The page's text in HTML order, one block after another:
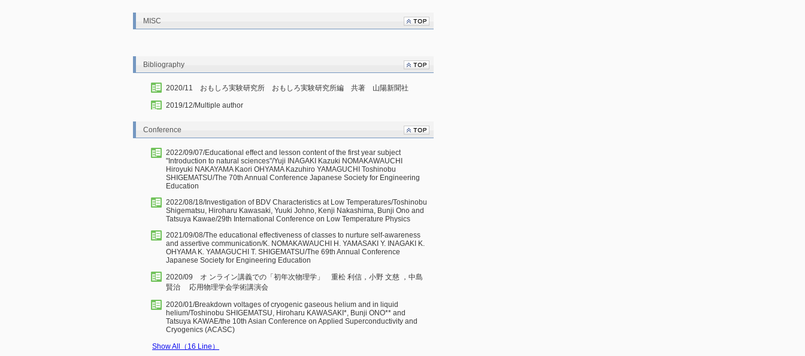
MISC
Bibliography
2020/11 おもしろ実験研究所 おもしろ実験研究所編 共著 山陽新聞社
2019/12/Multiple author
Conference
2022/09/07/Educational effect and lesson content of the first year subject
"Introduction to natural sciences"/Yuji INAGAKI Kazuki NOMAKAWAUCHI
Hiroyuki NAKAYAMA Kaori OHYAMA Kazuhiro YAMAGUCHI Toshinobu
SHIGEMATSU/The 70th Annual Conference Japanese Society for Engineering
Education
2022/08/18/Investigation of BDV Characteristics at Low Temperatures/Toshinobu
Shigematsu, Hiroharu Kawasaki, Yuuki Johno, Kenji Nakashima, Bunji Ono and
Tatsuya Kawae/29th International Conference on Low Temperature Physics
2021/09/08/The educational effectiveness of classes to nurture self-awareness
and assertive communication/K. NOMAKAWAUCHI H. YAMASAKI Y. INAGAKI K.
OHYAMA K. YAMAGUCHI T. SHIGEMATSU/The 69th Annual Conference
Japanese Society for Engineering Education
2020/09 オ ンライン講義での「初年次物理学」 重松 利信，小野 文慈 ，中島
賢治 応用物理学会学術講演会
2020/01/Breakdown voltages of cryogenic gaseous helium and in liquid
helium/Toshinobu SHIGEMATSU, Hiroharu KAWASAKI*, Bunji ONO** and
Tatsuya KAWAE/the 10th Asian Conference on Applied Superconductivity and
Cryogenics (ACASC)
Show All（16 Line）